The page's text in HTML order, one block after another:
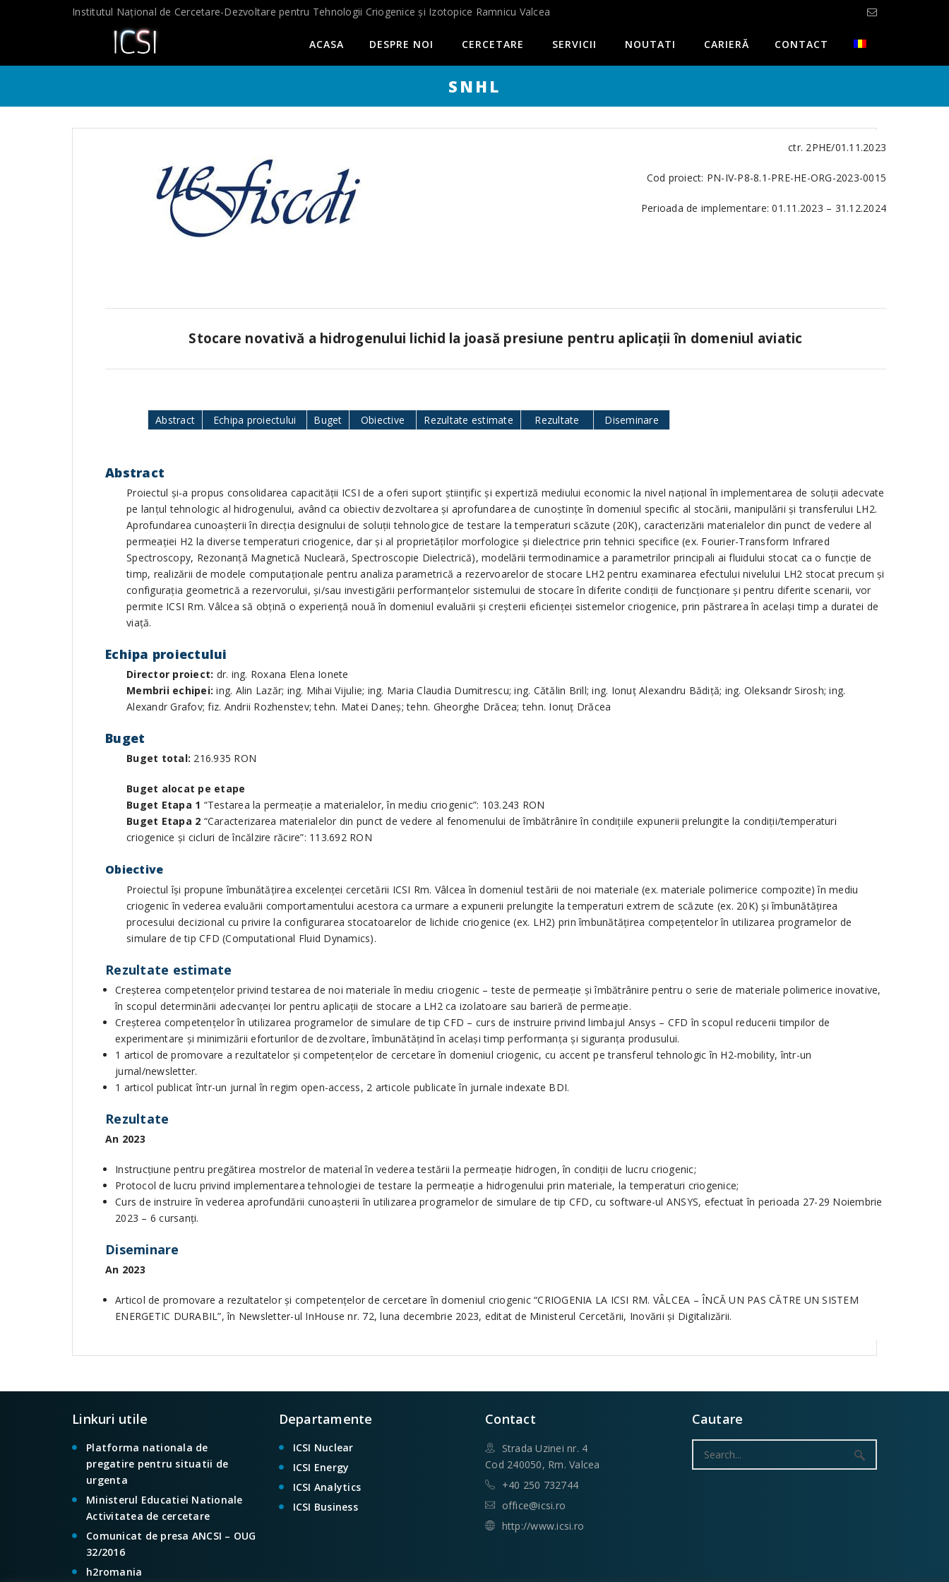
Institutul Național de Cercetare-Dezvoltare pentru Tehnologii Criogenice și Izotopice Ramnicu Valcea
ACASA DESPRE NOI CERCETARE SERVICII NOUTATI CARIERĂ CONTACT
SNHL
ctr. 2PHE/01.11.2023
Cod proiect: PN-IV-P8-8.1-PRE-HE-ORG-2023-0015
Perioada de implementare: 01.11.2023 – 31.12.2024
Stocare novativă a hidrogenului lichid la joasă presiune pentru aplicaţii în domeniul aviatic
Abstract Echipa proiectului Buget Obiective Rezultate estimate Rezultate Diseminare
Abstract
Proiectul şi-a propus consolidarea capacităţii ICSI de a oferi suport ştiinţific şi expertiză mediului economic la nivel naţional în implementarea de soluţii adecvate
pe lanţul tehnologic al hidrogenului, având ca obiectiv dezvoltarea şi aprofundarea de cunoştinţe în domeniul specific al stocării, manipulării şi transferului LH2.
Aprofundarea cunoaşterii în direcţia designului de soluţii tehnologice de testare la temperaturi scăzute (20K), caracterizării materialelor din punct de vedere al
permeației H2 la diverse temperaturi criogenice, dar şi al proprietăţilor morfologice şi dielectrice prin tehnici specifice (ex. Fourier-Transform Infrared
Spectroscopy, Rezonanţă Magnetică Nucleară, Spectroscopie Dielectrică), modelării termodinamice a parametrilor principali ai fluidului stocat ca o funcție de
timp, realizării de modele computaţionale pentru analiza parametrică a rezervoarelor de stocare LH2 pentru examinarea efectului nivelului LH2 stocat precum și
configurația geometrică a rezervorului, şi/sau investigării performanțelor sistemului de stocare în diferite condiții de funcționare și pentru diferite scenarii, vor
permite ICSI Rm. Vâlcea să obțină o experiență nouă în domeniul evaluării și creșterii eficienței sistemelor criogenice, prin păstrarea în același timp a duratei de
viață.
Echipa proiectului
Director proiect: dr. ing. Roxana Elena Ionete
Membrii echipei: ing. Alin Lazăr; ing. Mihai Vijulie; ing. Maria Claudia Dumitrescu; ing. Cătălin Brill; ing. Ionuţ Alexandru Bădiţă; ing. Oleksandr Sirosh; ing.
Alexandr Grafov; fiz. Andrii Rozhenstev; tehn. Matei Daneş; tehn. Gheorghe Drăcea; tehn. Ionuţ Drăcea
Buget
Buget total: 216.935 RON
Buget alocat pe etape
Buget Etapa 1 “Testarea la permeaţie a materialelor, în mediu criogenic”: 103.243 RON
Buget Etapa 2 “Caracterizarea materialelor din punct de vedere al fenomenului de îmbătrânire în condiţiile expunerii prelungite la condiţii/temperaturi
criogenice şi cicluri de încălzire răcire”: 113.692 RON
Obiective
Proiectul îşi propune îmbunătățirea excelenței cercetării ICSI Rm. Vâlcea în domeniul testării de noi materiale (ex. materiale polimerice compozite) în mediu
criogenic în vederea evaluării comportamentului acestora ca urmare a expunerii prelungite la temperaturi extrem de scăzute (ex. 20K) şi îmbunătăţirea
procesului decizional cu privire la configurarea stocatoarelor de lichide criogenice (ex. LH2) prin îmbunătăţirea compeţentelor în utilizarea programelor de
simulare de tip CFD (Computational Fluid Dynamics).
Rezultate estimate
Creşterea competenţelor privind testarea de noi materiale în mediu criogenic – teste de permeaţie şi îmbătrânire pentru o serie de materiale polimerice inovative,
în scopul determinării adecvanţei lor pentru aplicaţii de stocare a LH2 ca izolatoare sau barieră de permeaţie.
Creşterea competenţelor în utilizarea programelor de simulare de tip CFD – curs de instruire privind limbajul Ansys – CFD în scopul reducerii timpilor de
experimentare și minimizării eforturilor de dezvoltare, îmbunătățind în același timp performanța și siguranța produsului.
1 articol de promovare a rezultatelor şi competenţelor de cercetare în domeniul criogenic, cu accent pe transferul tehnologic în H2-mobility, într-un
jurnal/newsletter.
1 articol publicat într-un jurnal în regim open-access, 2 articole publicate în jurnale indexate BDI.
Rezultate
An 2023
Instrucţiune pentru pregătirea mostrelor de material în vederea testării la permeaţie hidrogen, în condiţii de lucru criogenic;
Protocol de lucru privind implementarea tehnologiei de testare la permeaţie a hidrogenului prin materiale, la temperaturi criogenice;
Curs de instruire în vederea aprofundării cunoaşterii în utilizarea programelor de simulare de tip CFD, cu software-ul ANSYS, efectuat în perioada 27-29 Noiembrie
2023 – 6 cursanţi.
Diseminare
An 2023
Articol de promovare a rezultatelor şi competenţelor de cercetare în domeniul criogenic “CRIOGENIA LA ICSI RM. VÂLCEA – ÎNCĂ UN PAS CĂTRE UN SISTEM
ENERGETIC DURABIL”, în Newsletter-ul InHouse nr. 72, luna decembrie 2023, editat de Ministerul Cercetării, Inovării și Digitalizării.
Linkuri utile
Platforma nationala de
pregatire pentru situatii de
urgenta
Ministerul Educatiei Nationale
Activitatea de cercetare
Comunicat de presa ANCSI – OUG
32/2016
h2romania
Departamente
ICSI Nuclear
ICSI Energy
ICSI Analytics
ICSI Business
Contact
Strada Uzinei nr. 4
Cod 240050, Rm. Valcea
+40 250 732744
office@icsi.ro
http://www.icsi.ro
Cautare